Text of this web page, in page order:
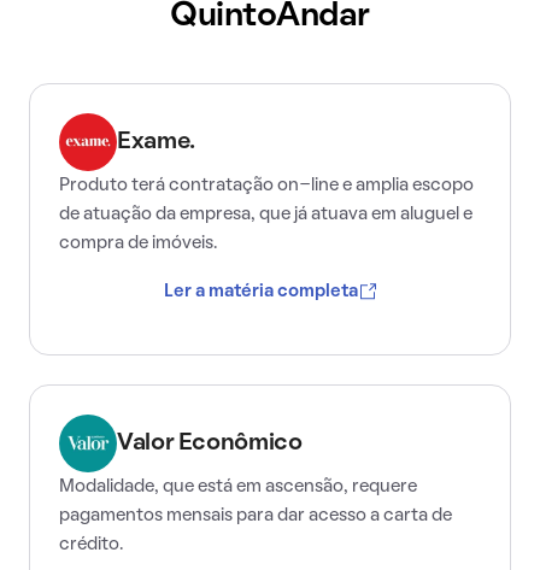
QuintoAndar
Exame.
Produto terá contratação on-line e amplia escopo
de atuação da empresa, que já atuava em aluguel e
compra de imóveis.
Ler a matéria completa
Valor Econômico
Modalidade, que está em ascensão, requere
pagamentos mensais para dar acesso a carta de
crédito.